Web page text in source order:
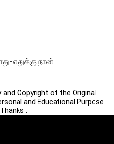
எதுக்கு நான்
Copyright of the Original
and Educational Purpose
.